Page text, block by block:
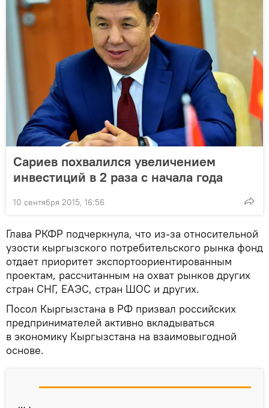
Сариев похвалился увеличением
инвестиций в 2 раза с начала года
10 сентября 2015, 16:56
Глава РКФР подчеркнула, что из-за относительной
узости кыргызского потребительского рынка фонд
отдает приоритет экспортоориентированным
проектам, рассчитанным на охват рынков других
стран СНГ, ЕАЭС, стран ШОС и других.
Посол Кыргызстана в РФ призвал российских
предпринимателей активно вкладываться
в экономику Кыргызстана на взаимовыгодной
основе.